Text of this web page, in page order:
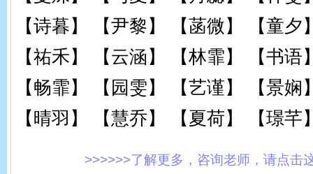
【诗暮】 【尹黎】 【菡微】 【童夕
【祐禾】 【云涵】 【林霏】 【书语
【畅霏】 【园雯】 【艺谨】 【景娴
【晴羽】 【慧乔】 【夏荷】 【璟芊
>>>>>>了解更多，咨询老师，请点击